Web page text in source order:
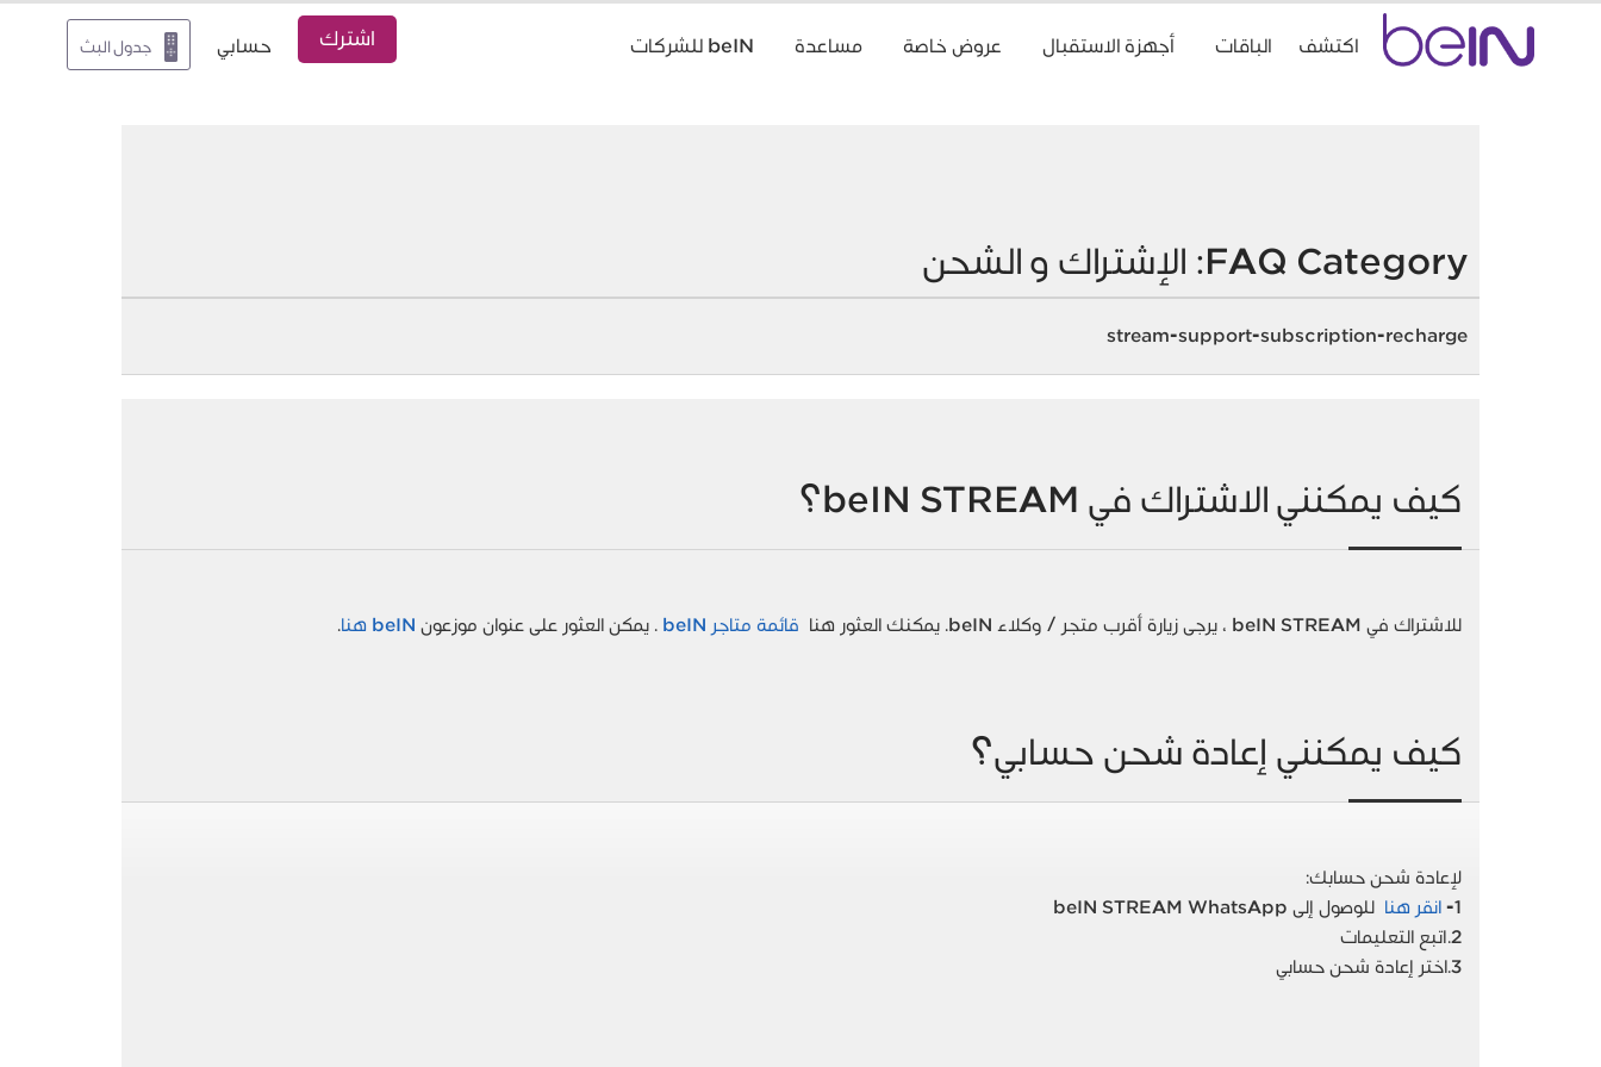
Accueil
beIn
Sports
اكتشف الباقات أجهزة الاستقبال عروض خاصة مساعدة beIN للشركات جدول البث اشترك حسابي
FAQ Category: الإشتراك و الشحن
stream-support-subscription-recharge
كيف يمكنني الاشتراك في beIN STREAM؟
للاشتراك في beIN STREAM ، يرجى زيارة أقرب متجر / وكلاء beIN. يمكنك العثور هنا قائمة متاجر beIN . يمكن العثور على عنوان موزعون beIN هنا .
كيف يمكنني إعادة شحن حسابي؟
لإعادة شحن حسابك:
1- انقر هنا للوصول إلى beIN STREAM WhatsApp
2.اتبع التعليمات
3.اختر إعادة شحن حسابي